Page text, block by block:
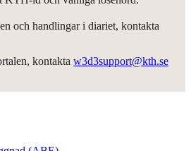
och handlingar i diariet, kontakta
kontakta w3d3support@kth.se